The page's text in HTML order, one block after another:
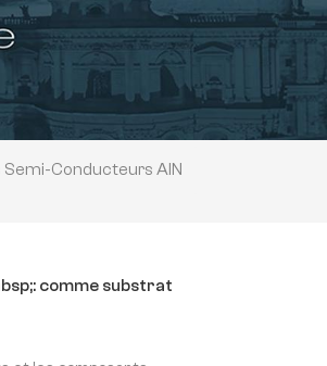
Conducteurs AlN
comme substrat